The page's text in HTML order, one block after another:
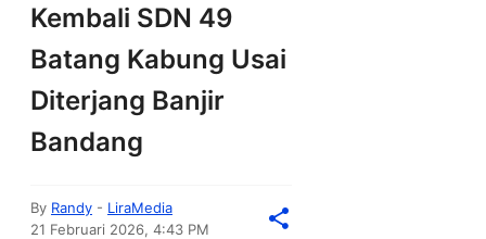
Kembali SDN 49
Batang Kabung Usai
Diterjang Banjir
Bandang
By Randy - LiraMedia
21 Februari 2026, 4:43 PM